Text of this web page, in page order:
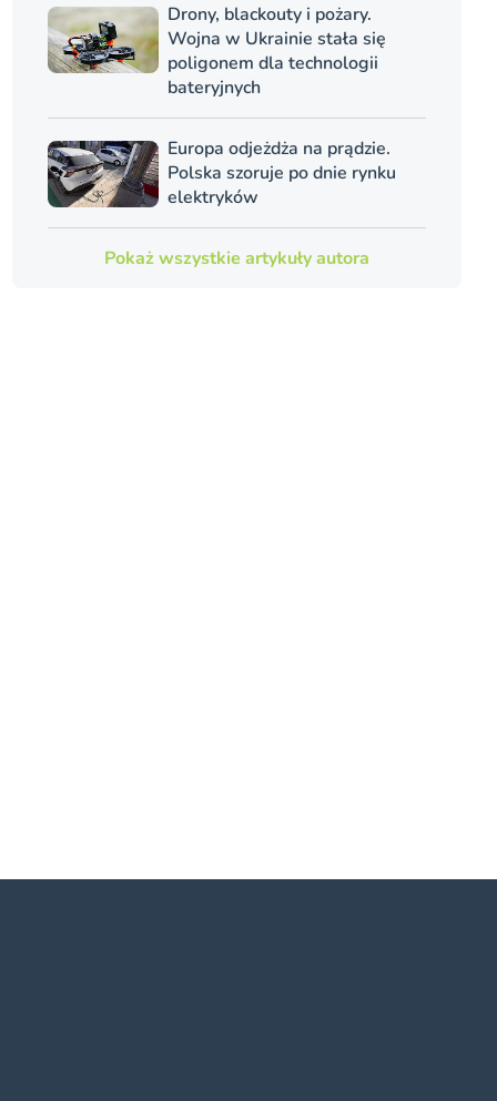
Drony, blackouty i pożary.
Wojna w Ukrainie stała się
poligonem dla technologii
bateryjnych
Europa odjeżdża na prądzie.
Polska szoruje po dnie rynku
elektryków
Pokaż wszystkie artykuły autora